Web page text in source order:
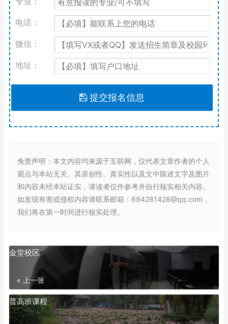
电话：
微信：
地址：
提交报名信息
免责声明 ：本文内容均来源于互联网，仅代表文章作者的个人
观点与本站无关。其原创性、真实性以及文中陈述文字及图片
和内容未经本站证实，请读者仅作参考并自行核实相关内容。
如发现有害或侵权内容请联系邮箱：694281428@qq.com，
我们将在第一时间进行核实处理。
金堂校区
« 上一张
普高班课程